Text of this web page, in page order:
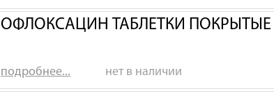
ОФЛОКСАЦИН ТАБЛЕТКИ ПОКРЫТЫЕ
подробнее... нет в наличии